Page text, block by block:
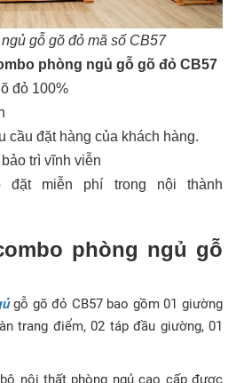
gỗ gõ đỏ mã số CB57
phòng ngủ gỗ gõ đỏ CB57
đỏ 100%
cầu đặt hàng của khách hàng.
trì vĩnh viễn
đặt miễn phí trong nội thành
phòng ngủ gỗ
gỗ gõ đỏ CB57 bao gồm 01 giường
trang điểm, 02 táp đầu giường, 01